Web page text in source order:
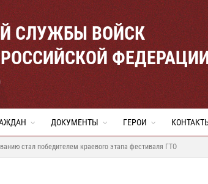
СЛУЖБЫ ВОЙСК
ДОКУМЕНТЫ ГЕРОИ
стал победителем краевого этапа фестиваля ГТО